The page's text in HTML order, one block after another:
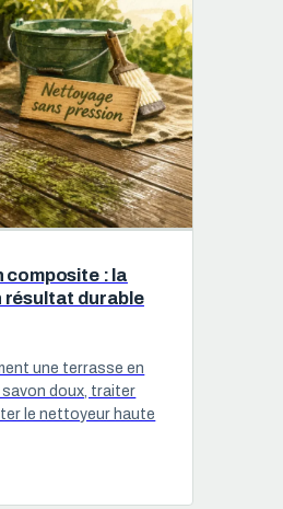
composite : la
résultat durable
une terrasse en
doux, traiter
le nettoyeur haute